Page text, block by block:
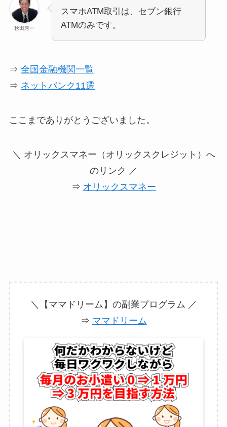
秋田秀一
スマホATM取引は、セブン銀行
ATMのみです。
⇒ 全国金融機関一覧
⇒ ネットバンク11選
ここまでありがとうございました。
＼ オリックスマネー（オリックスクレジット）へ
のリンク ／
⇒ オリックスマネー
＼【ママドリーム】の副業プログラム ／
⇒ ママドリーム